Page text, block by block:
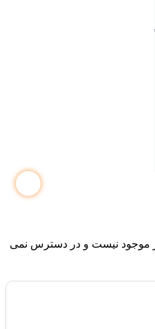
موجود نیست و در دسترس نمی